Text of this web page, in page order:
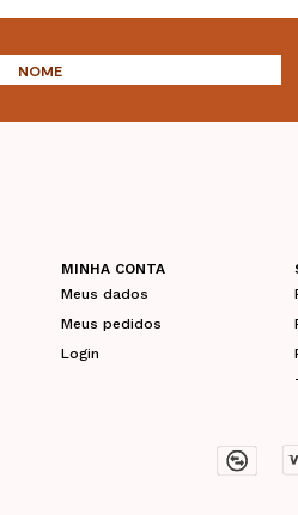
MINHA CONTA
Meus dados
Meus pedidos
Login